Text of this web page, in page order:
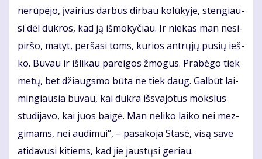
ne­rū­pė­jo, įvai­rius dar­bus dir­bau ko­lū­ky­je, sten­giau­
si dėl duk­ros, kad ją iš­mo­ky­čiau. Ir nie­kas man ne­si­
pir­šo, ma­tyt, per­ša­si toms, ku­rios ant­rų­jų pu­sių ieš­
ko. Bu­vau ir iš­li­kau pa­rei­gos žmo­gus. Pra­bė­go tiek
me­tų, bet džiaugs­mo bū­ta ne tiek daug. Gal­būt lai­
min­giau­sia bu­vau, kai duk­ra iš­sva­jo­tus moks­lus
stu­di­ja­vo, kai juos bai­gė. Man ne­li­ko lai­ko nei mez­
gi­mams, nei au­di­mui“, – pa­sa­ko­ja Sta­sė, vi­są sa­ve
ati­da­vu­si ki­tiems, kad jie jaus­tų­si ge­riau.